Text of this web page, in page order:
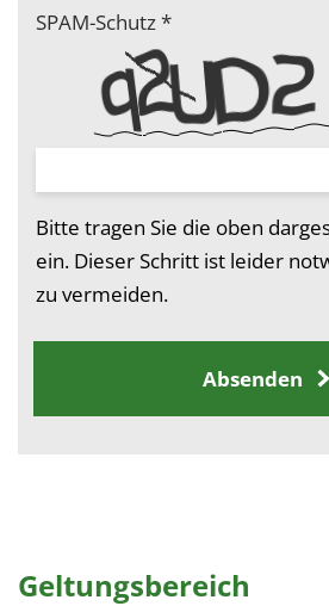
SPAM-Schutz*
Bitte tragen Sie die oben
ein. Dieser Schritt ist leider
zu vermeiden.
Absenden
Geltungsbereich